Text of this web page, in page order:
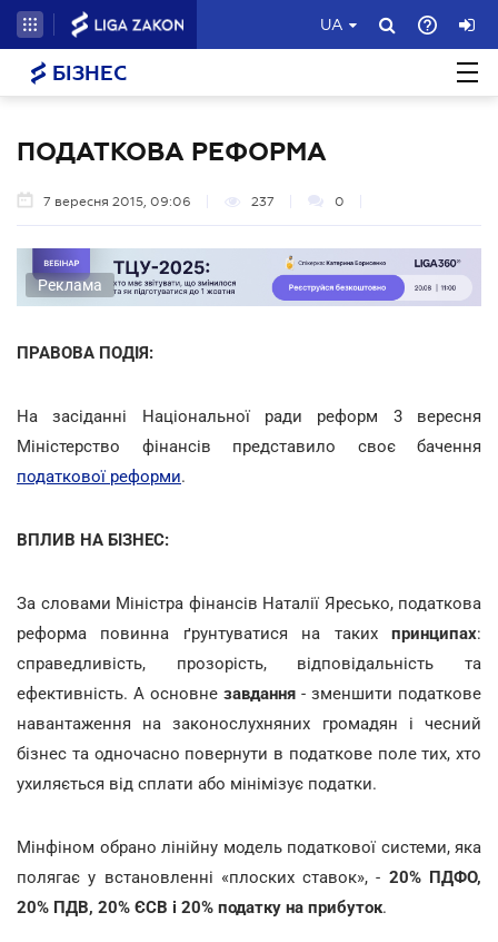
UA
БІЗНЕС
ПОДАТКОВА РЕФОРМА
7 вересня 2015, 09:06 237 0
Реклама
ПРАВОВА ПОДІЯ:
На засіданні Національної ради реформ 3 вересня
Міністерство фінансів представило своє бачення
податкової реформи.
ВПЛИВ НА БІЗНЕС:
За словами Міністра фінансів Наталії Яресько, податкова
реформа повинна ґрунтуватися на таких принципах:
справедливість, прозорість, відповідальність та
ефективність. А основне завдання - зменшити податкове
навантаження на законослухняних громадян і чесний
бізнес та одночасно повернути в податкове поле тих, хто
ухиляється від сплати або мінімізує податки.
Мінфіном обрано лінійну модель податкової системи, яка
полягає у встановленні «плоских ставок», - 20% ПДФО,
20% ПДВ, 20% ЄСВ і 20% податку на прибуток.